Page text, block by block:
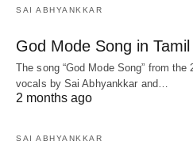
SAI ABHYANKKAR
God Mode Song in
The song “God Mode Song” from the
vocals by Sai Abhyankkar‬ and…
2 months ago
SAI ABHYANKKAR